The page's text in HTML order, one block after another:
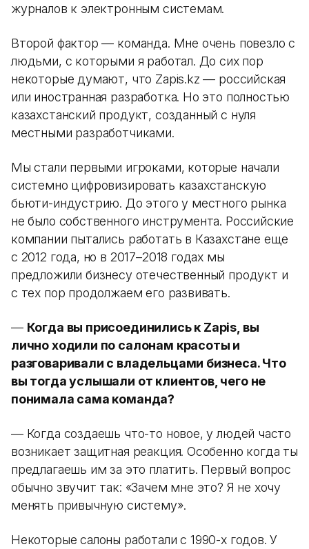
журналов к электронным системам.
Второй фактор — команда. Мне очень повезло с
людьми, с которыми я работал. До сих пор
некоторые думают, что Zapis.kz — российская
или иностранная разработка. Но это полностью
казахстанский продукт, созданный с нуля
местными разработчиками.
Мы стали первыми игроками, которые начали
системно цифровизировать казахстанскую
бьюти-индустрию. До этого у местного рынка
не было собственного инструмента. Российские
компании пытались работать в Казахстане еще
с 2012 года, но в 2017–2018 годах мы
предложили бизнесу отечественный продукт и
с тех пор продолжаем его развивать.
— Когда вы присоединились к Zapis, вы
лично ходили по салонам красоты и
разговаривали с владельцами бизнеса. Что
вы тогда услышали от клиентов, чего не
понимала сама команда?
— Когда создаешь что-то новое, у людей часто
возникает защитная реакция. Особенно когда ты
предлагаешь им за это платить. Первый вопрос
обычно звучит так: «Зачем мне это? Я не хочу
менять привычную систему».
Некоторые салоны работали с 1990-х годов. У